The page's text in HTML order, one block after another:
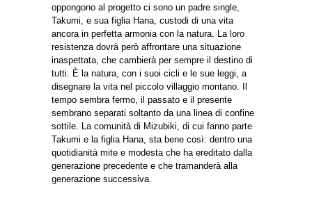
oppongono al progetto ci sono un padre single,
Takumi, e sua figlia Hana, custodi di una vita
ancora in perfetta armonia con la natura. La loro
resistenza dovrà però affrontare una situazione
inaspettata, che cambierà per sempre il destino di
tutti. È la natura, con i suoi cicli e le sue leggi, a
disegnare la vita nel piccolo villaggio montano. Il
tempo sembra fermo, il passato e il presente
sembrano separati soltanto da una linea di confine
sottile. La comunità di Mizubiki, di cui fanno parte
Takumi e la figlia Hana, sta bene così: dentro una
quotidianità mite e modesta che ha ereditato dalla
generazione precedente e che tramanderà alla
generazione successiva.